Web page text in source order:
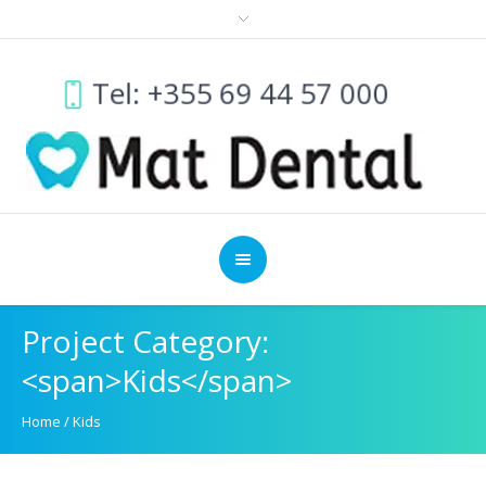
Tel: +355 69 44 57 000
Project Category:
<span>Kids</span>
Home /Kids